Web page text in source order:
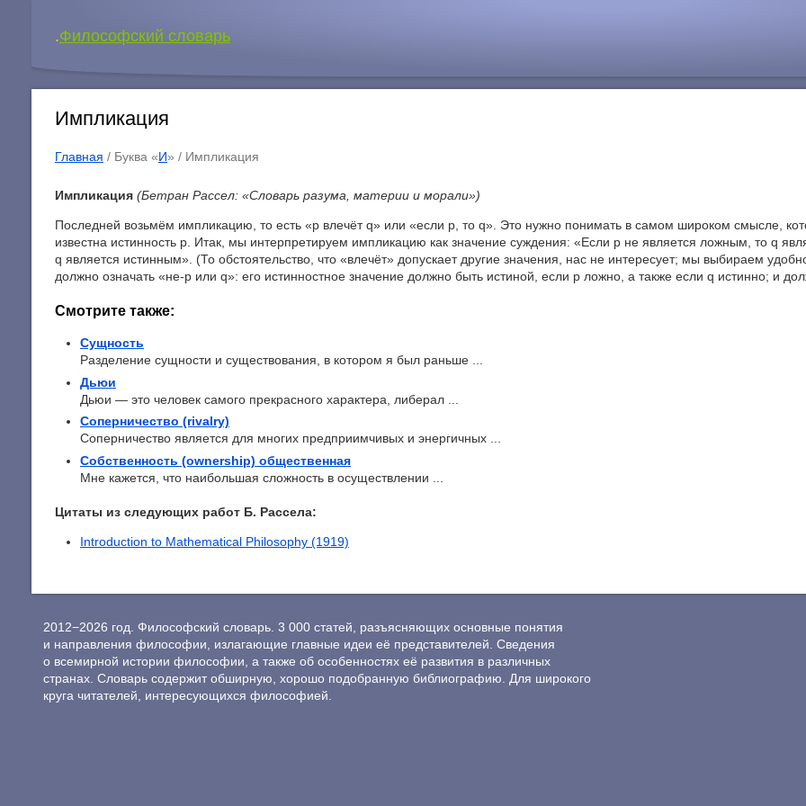
.Философский словарь
Импликация
Главная / Буква «И» / Импликация
Импликация (Бетран Рассел: «Словарь разума, материи и морали»)
Последней возьмём импликацию, то есть «p влечёт q» или «если p, то q». Это нужно понимать в самом широком смысле,
известна истинность p. Итак, мы интерпретируем импликацию как значение суждения: «Если р не является ложным, то q
q является истинным». (То обстоятельство, что «влечёт» допускает другие значения, нас не интересует; мы выбираем
должно означать «не-p или q»: его истинностное значение должно быть истиной, если р ложно, а также если q истинно; и
Смотрите также:
Сущность
Разделение сущности и существования, в котором я был раньше ...
Дьюи
Дьюи — это человек самого прекрасного характера, либерал ...
Соперничество (rivalry)
Соперничество является для многих предприимчивых и энергичных ...
Собственность (ownership) общественная
Мне кажется, что наибольшая сложность в осуществлении ...
Цитаты из следующих работ Б. Рассела:
Introduction to Mathematical Philosophy (1919)
2012−2026 год. Философский словарь. 3 000 статей, разъясняющих основные понятия
и направления философии, излагающие главные идеи её представителей. Сведения
о всемирной истории философии, а также об особенностях её развития в различных
странах. Словарь содержит обширную, хорошо подобранную библиографию. Для широкого
круга читателей, интересующихся философией.